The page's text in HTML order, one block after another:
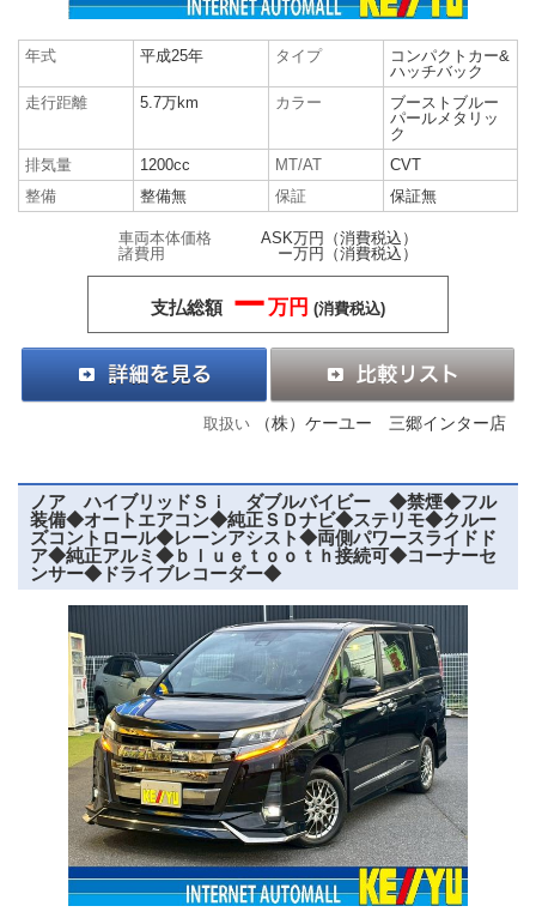
年式 平成25年 タイプ
コンパクトカー&
ハッチバック
走行距離
5.7万km カラー
ブーストブルー
パールメタリッ
ク
排気量
1200cc MT/AT
CVT
整備
整備無 保証 保証無
車両本体価格 ASK万円
（消費税込）
諸費用
ー万円 （消費税込）
支払総額 ー万円 (消費税込)
取扱い （株）ケーユー 三郷インター店
ノア ハイブリッドＳｉ ダブルバイビー ◆禁煙◆フル
装備◆オートエアコン◆純正ＳＤナビ◆ステリモ◆クルー
ズコントロール◆レーンアシスト◆両側パワースライドド
ア◆純正アルミ◆ｂｌｕｅｔｏｏｔｈ接続可◆コーナーセ
ンサー◆ドライブレコーダー◆